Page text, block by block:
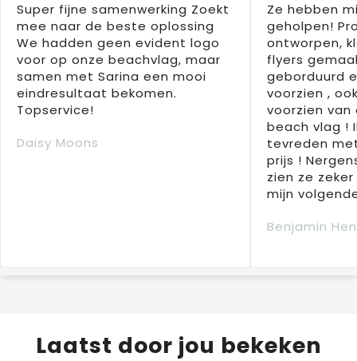
Super fijne samenwerking Zoekt
mee naar de beste oplossing
We hadden geen evident logo
voor op onze beachvlag, maar
samen met Sarina een mooi
eindresultaat bekomen.
Topservice!
Daisy Moons
Ze hebben
geholpen!
ontworpen,
flyers
geborduurd
voorzien ,
voorzien
beach vlag !
tevreden
prijs !
zien ze
mijn
Benjamin
Laatst door jou bekeken